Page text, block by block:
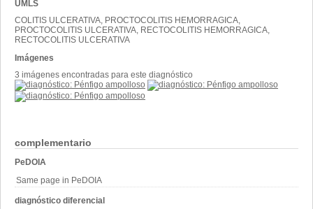
complementario
PeDOIA
Same page in PeDOIA
diagnóstico diferencial
UMLS
COLITIS ULCERATIVA, PROCTOCOLITIS HEMORRAGICA,
PROCTOCOLITIS ULCERATIVA, RECTOCOLITIS HEMORRAGICA,
RECTOCOLITIS ULCERATIVA
Imágenes
3 imágenes encontradas para este diagnóstico